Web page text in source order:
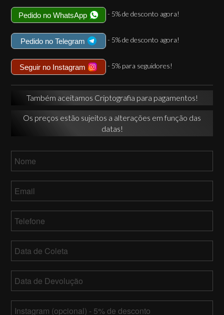
Pedido no WhatsApp - 5% de desconto agora!
Pedido no Telegram - 5% de desconto agora!
Seguir no Instagram - 5% para seguidores!
Também aceitamos Criptografia para pagamentos!
Os preços estão sujeitos a alterações em função das
datas!
de
barra
barra
YY
de
barra